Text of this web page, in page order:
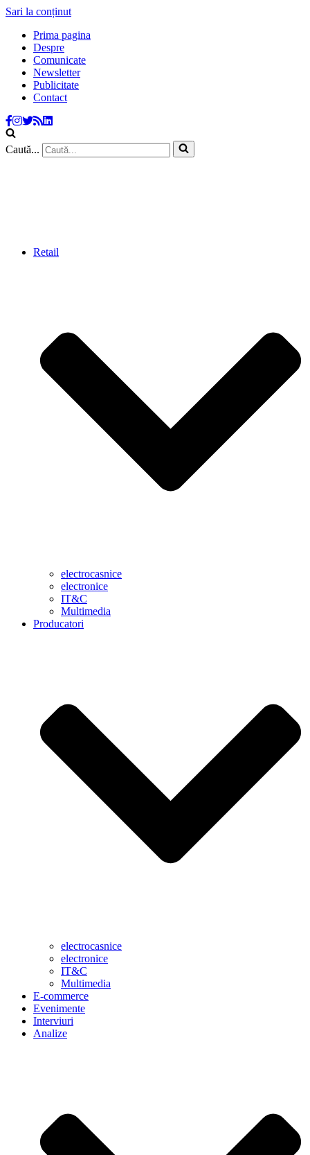
Sari la conținut
Prima pagina
Despre
Comunicate
Newsletter
Publicitate
Contact
Caută...
Retail
electrocasnice
electronice
IT&C
Multimedia
Producatori
electrocasnice
electronice
IT&C
Multimedia
E-commerce
Evenimente
Interviuri
Analize